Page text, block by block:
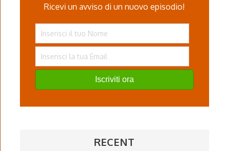
Ricevi un avviso di un nuovo episodio!
Iscriviti ora
RECENT